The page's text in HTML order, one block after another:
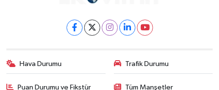
Hava Durumu Trafik Durumu
Puan Durumu ve Fikstür Tüm Manşetler